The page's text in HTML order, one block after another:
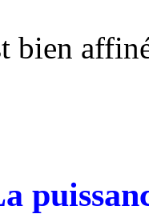
bien